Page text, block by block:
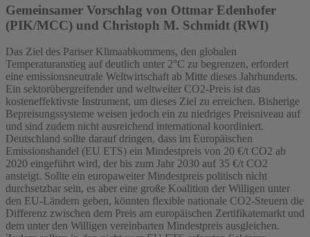
Gemeinsamer Vorschlag von Ottmar Edenhofer
(PIK/MCC) und Christoph M. Schmidt (RWI)
Das Ziel des Pariser Klimaabkommens, den globalen
Temperaturanstieg auf deutlich unter 2°C zu begrenzen, erfordert
eine emissionsneutrale Weltwirtschaft ab Mitte dieses Jahrhunderts.
Ein sektorübergreifender und weltweiter CO2-Preis ist das
kosteneffektivste Instrument, um dieses Ziel zu erreichen. Bisherige
Bepreisungssysteme weisen jedoch ein zu niedriges Preisniveau auf
und sind zudem nicht ausreichend international koordiniert.
Deutschland sollte darauf dringen, dass im Europäischen
Emissionshandel (EU ETS) ein Mindestpreis von 20 €/t CO2 ab
2020 eingeführt wird, der bis zum Jahr 2030 auf 35 €/t CO2
ansteigt. Sollte ein europaweiter Mindestpreis politisch nicht
durchsetzbar sein, es aber eine große Koalition der Willigen unter
den EU-Ländern geben, könnten flexible nationale CO2-Steuern die
Differenz zwischen dem Preis am europäischen Zertifikatemarkt und
dem unter den Willigen vereinbarten Mindestpreis ausgleichen.